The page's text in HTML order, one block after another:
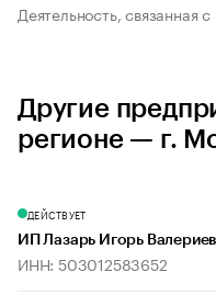
Деятельность, связанная
Другие
регионе — г.
ДЕЙСТВУЕТ
ИП Лазарь Игорь
ИНН: 503012583652